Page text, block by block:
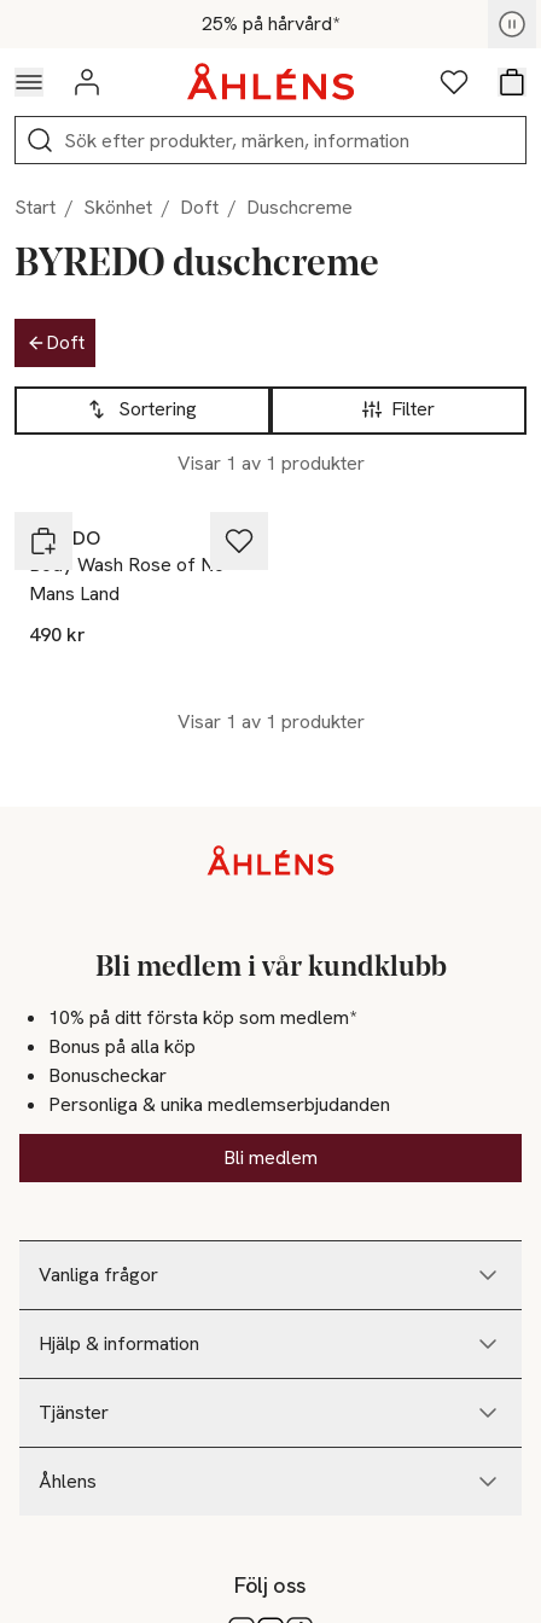
Hoppa till navigationsmenyn25% på hårvård*
För medlemmar - Shoppa nu
Logga in Favoriter
Sök
Start / Skönhet / Doft / Duschcreme
BYREDO duschcreme
Hoppa till produktsidan
Doft
Hoppa till produktsidan
Filter
Sortering
Visar 1 av 1 produkter
Lista över produkter
BYREDO
Body Wash Rose of No
Mans Land
490 kr
Visar 1 av 1 produkter
Vanliga frågor
Hjälp & information
Tjänster
Åhlens
Bli medlem i vår kundklubb
10% på ditt första köp som medlem*
Bonus på alla köp
Bonuscheckar
Personliga & unika medlemserbjudanden
Bli medlem
Följ oss